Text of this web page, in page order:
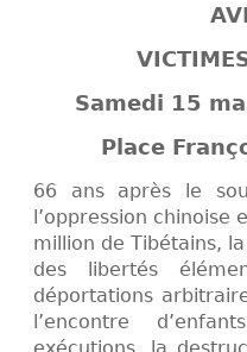
Samedi 15
Place
66 ans après le
l’oppression chinoise
million de Tibétains,
des libertés
déportations
l’encontre